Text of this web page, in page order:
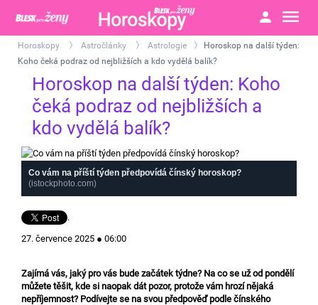
Horoskopy Astročlánky Astrologie
>
Horoskop na další týden:
Koho čeká podraz od nejbližších a kdo vydělá balík?
Horoskop na další týden: Koho
čeká podraz od nejbližších a
kdo vydělá balík?
Co vám na příští týden předpovídá čínský horoskop?
(istockphoto.com)
.
27. července 2025 ● 06:00
Zajímá vás, jaký pro vás bude začátek týdne? Na co se už od pondělí
můžete těšit, kde si naopak dát pozor, protože vám hrozí nějaká
nepříjemnost? Podívejte se na svou předpověď podle čínského